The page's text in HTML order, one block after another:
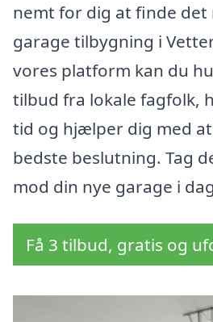
nemt for dig at finde
garage tilbygning i
vores platform kan du
tilbud fra lokale fagfolk,
tid og hjælper dig med
bedste beslutning. Tag
mod din nye garage i
Få 3 tilbud, gratis og